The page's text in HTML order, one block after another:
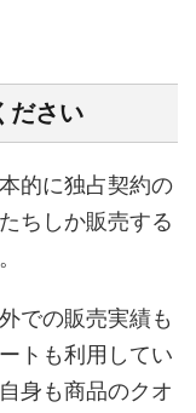
ださい
的に独占契約の
ちしか販売する
での販売実績も
トも利用してい
身も商品のクオ